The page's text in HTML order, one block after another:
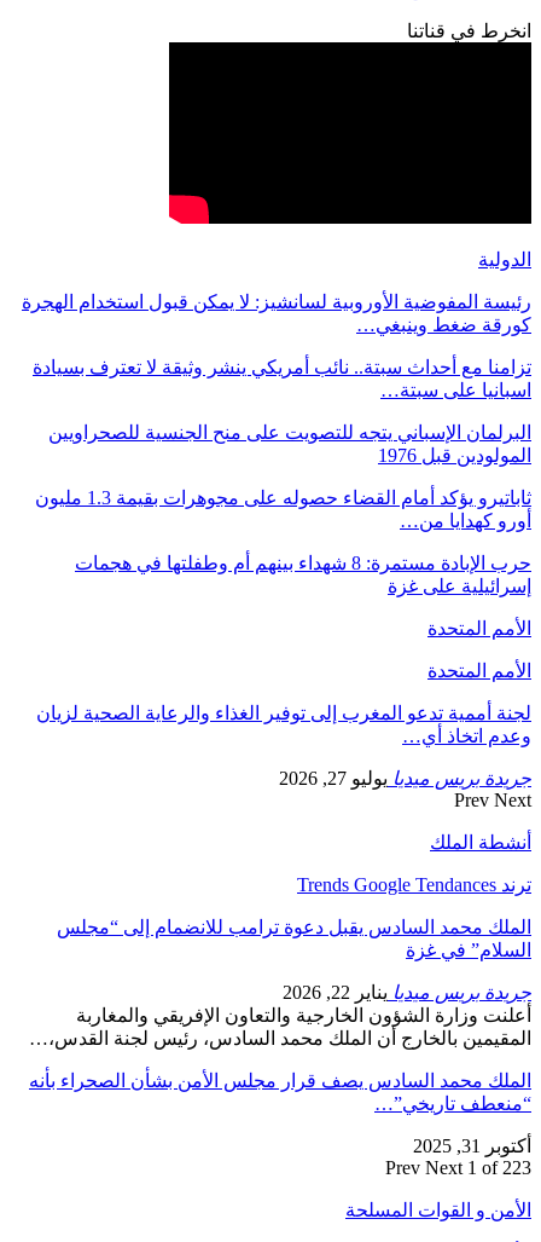
انخرط في قناتنا
الدولية
رئيسة المفوضية الأوروبية لسانشيز: لا يمكن قبول استخدام الهجرة
كورقة ضغط وينبغي…
تزامنا مع أحداث سبتة.. نائب أمريكي ينشر وثيقة لا تعترف بسيادة
اسبانيا على سبتة…
البرلمان الإسباني يتجه للتصويت على منح الجنسية للصحراويين
المولودين قبل 1976
ثاباتيرو يؤكد أمام القضاء حصوله على مجوهرات بقيمة 1.3 مليون
أورو كهدايا من…
حرب الإبادة مستمرة: 8 شهداء بينهم أم وطفلتها في هجمات
إسرائيلية على غزة
الأمم المتحدة
الأمم المتحدة
لجنة أممية تدعو المغرب إلى توفير الغذاء والرعاية الصحية لزيان
وعدم اتخاذ أي…
جريدة بريس ميديا يوليو 27, 2026
Prev Next
أنشطة الملك
ترند Trends Google Tendances
الملك محمد السادس يقبل دعوة ترامب للانضمام إلى “مجلس
السلام” في غزة
جريدة بريس ميديا يناير 22, 2026
أعلنت وزارة الشؤون الخارجية والتعاون الإفريقي والمغاربة
المقيمين بالخارج أن الملك محمد السادس، رئيس لجنة القدس،…
الملك محمد السادس يصف قرار مجلس الأمن بشأن الصحراء بأنه
“منعطف تاريخي”…
أكتوبر 31, 2025
Prev Next 1 of 223
الأمن و القوات المسلحة